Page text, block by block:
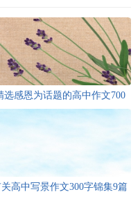
选感恩为话题的高中作文700
字集锦八篇
高中写景作文300字锦集9篇